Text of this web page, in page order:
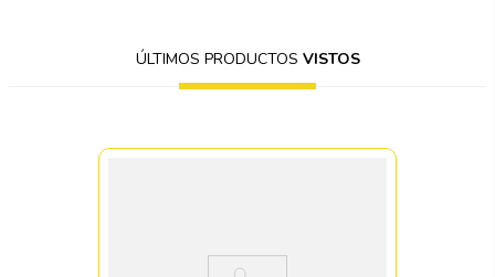
ÚLTIMOS PRODUCTOS VISTOS